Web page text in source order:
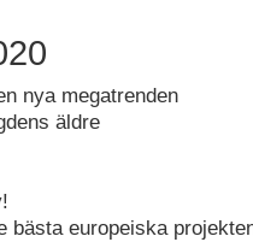
nya megatrenden
äldre
bästa europeiska